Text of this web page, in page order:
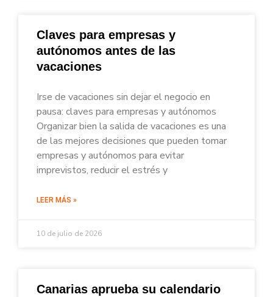
Claves para empresas y
autónomos antes de las
vacaciones
Irse de vacaciones sin dejar el negocio en
pausa: claves para empresas y autónomos
Organizar bien la salida de vacaciones es una
de las mejores decisiones que pueden tomar
empresas y autónomos para evitar
imprevistos, reducir el estrés y
LEER MÁS »
10 de julio de 2026
Canarias aprueba su calendario